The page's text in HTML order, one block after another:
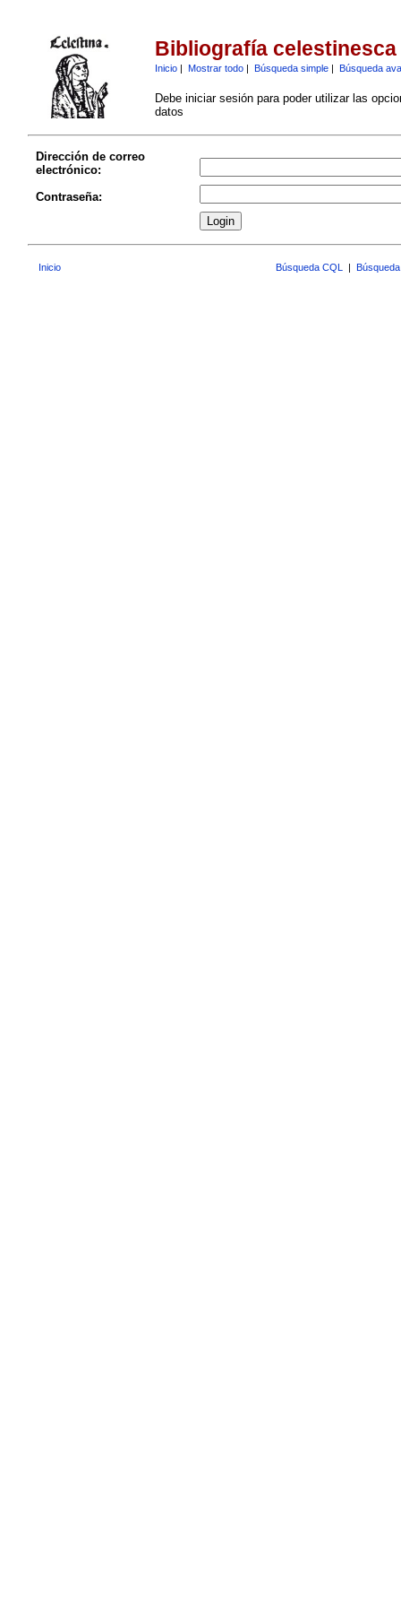
Bibliografía celestinesca
Inicio| Mostrar todo| Búsqueda simple| Búsqueda
Debe iniciar sesión para poder utilizar las
datos
Dirección de correo
electrónico:
Contraseña:
Inicio Búsqueda CQL |